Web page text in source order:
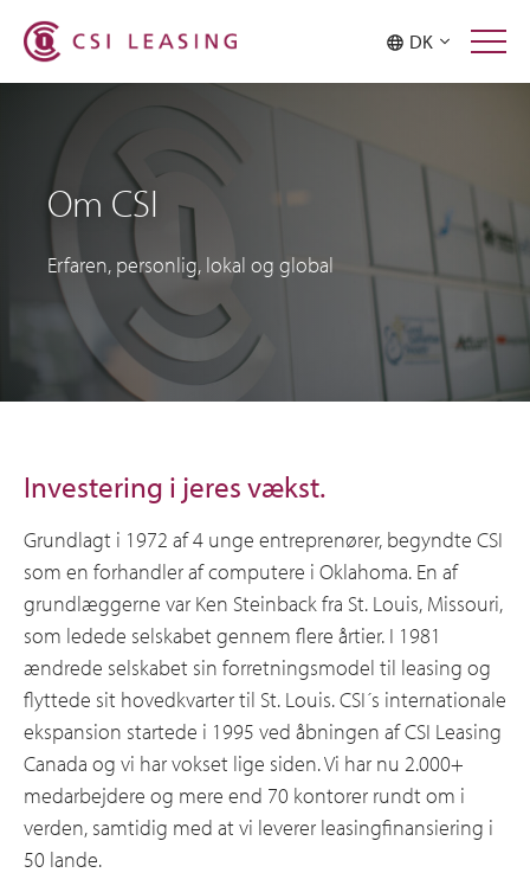
DK
Om CSI
Erfaren, personlig, lokal og global
Investering i jeres vækst.
Grundlagt i 1972 af 4 unge entreprenører, begyndte CSI
som en forhandler af computere i Oklahoma. En af
grundlæggerne var Ken Steinback fra St. Louis, Missouri,
som ledede selskabet gennem flere årtier. I 1981
ændrede selskabet sin forretningsmodel til leasing og
flyttede sit hovedkvarter til St. Louis. CSI´s internationale
ekspansion startede i 1995 ved åbningen af CSI Leasing
Canada og vi har vokset lige siden. Vi har nu 2.000+
medarbejdere og mere end 70 kontorer rundt om i
verden, samtidig med at vi leverer leasingfinansiering i
50 lande.